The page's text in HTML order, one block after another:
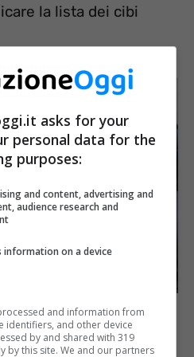
la lista dei cibi
se i cibi sono contaminati –
asks for your
personal data for the
purposes:
and content, advertising and
audience research and
information on a device
and information from
identifiers, and other device
by and shared with 319
by this site. We and our partners